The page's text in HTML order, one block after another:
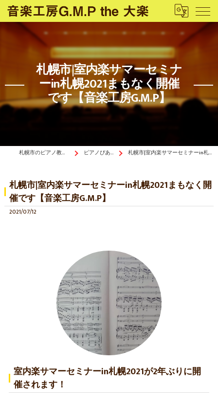
札幌市|室内楽サマーセミナ
ーin札幌2021まもなく開催
です【音楽工房G.M.P】
札幌市のピアノ教室は音楽工房G.M.P the 大楽 ピアノぴあ〜の《ブログ》 札幌市|室内楽サマーセミナーin札幌2021まもなく開催です【音楽工房G.M.P】
札幌市|室内楽サマーセミナーin札幌2021まもなく開
催です【音楽工房G.M.P】
2021/07/12
室内楽サマーセミナーin札幌2021が2年ぶりに開
催されます！